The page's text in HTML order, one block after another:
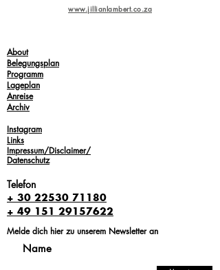
www.jillianlambert.co.za
About
Belegungsplan
Programm
Lageplan
Anreise
Archiv
Instagram
Links
Impressum/Disclaimer/
Datenschutz
Telefon
+ 30 22530 71180
+ 49 151 29157622
Melde dich hier zu unserem Newsletter an